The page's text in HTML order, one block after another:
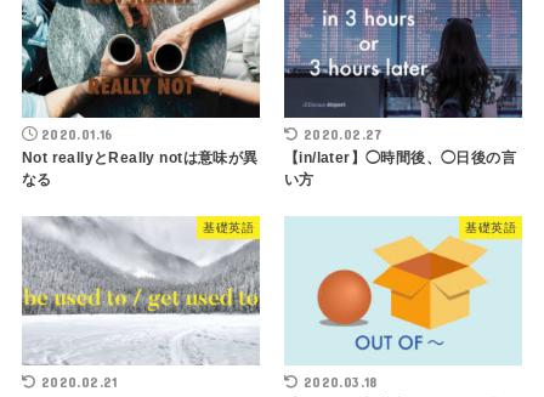
2020.01.16
Not reallyとReally notは意味が異
なる
2020.02.27
【in/later】◯時間後、◯日後の言
い方
基礎英語
2020.02.21
基礎英語
2020.03.18